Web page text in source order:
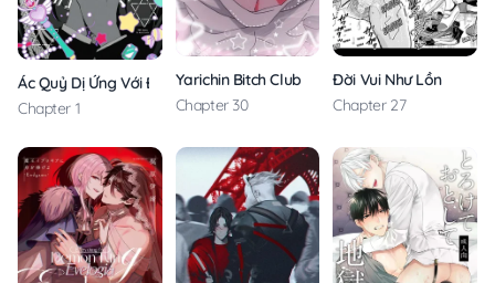
Ác Quỷ Dị Ứng Với Đồ Dễ Thương
Chapter 1
Yarichin Bitch Club
Chapter 30
Đời Vui Như Lồn
Chapter 27